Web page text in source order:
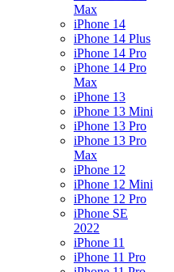
Max
iPhone 14
iPhone 14 Plus
iPhone 14 Pro
iPhone 14 Pro
Max
iPhone 13
iPhone 13 Mini
iPhone 13 Pro
iPhone 13 Pro
Max
iPhone 12
iPhone 12 Mini
iPhone 12 Pro
iPhone SE
2022
iPhone 11
iPhone 11 Pro